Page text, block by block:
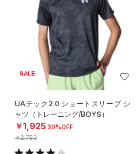
SALE
UAテック2.0 ショートスリーブ シ
ャツ（トレーニング/BOYS）
￥1,925 30%OFF
￥2,750